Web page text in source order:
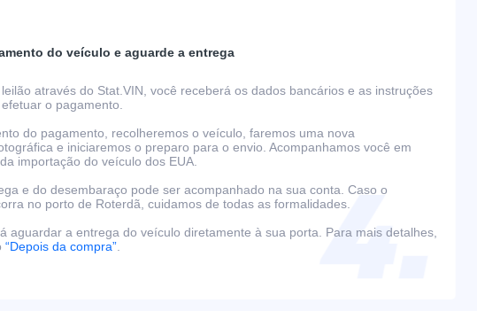
do veículo e aguarde a entrega
através do Stat.VIN, você receberá os dados bancários e as instruções
o pagamento.
do pagamento, recolheremos o veículo, faremos uma nova
e iniciaremos o preparo para o envio. Acompanhamos você em
importação do veículo dos EUA.
e do desembaraço pode ser acompanhado na sua conta. Caso o
no porto de Roterdã, cuidamos de todas as formalidades.
aguardar a entrega do veículo diretamente à sua porta. Para mais detalhes,
“Depois da compra”